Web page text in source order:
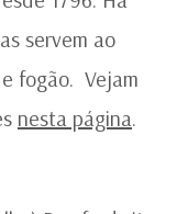
servem ao
fogão. Vejam
nesta página.